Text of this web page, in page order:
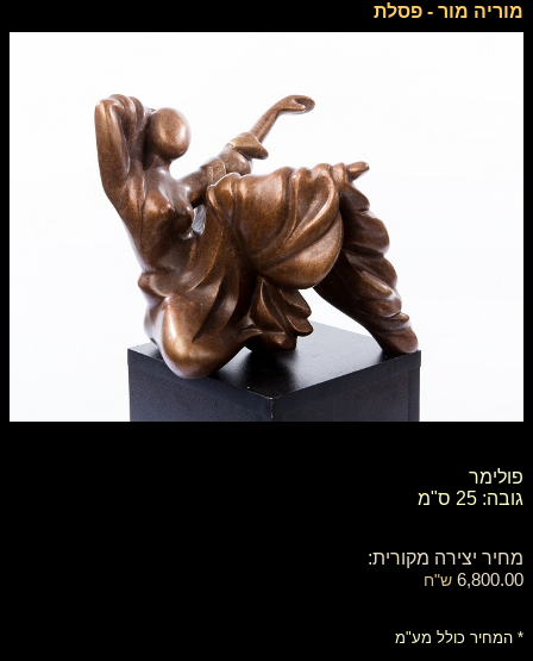
מוריה מור - פסלת
פולימר
גובה: 25 ס"מ
מחיר יצירה מקורית:
6,800.00 ש"ח
* המחיר כולל מע"מ